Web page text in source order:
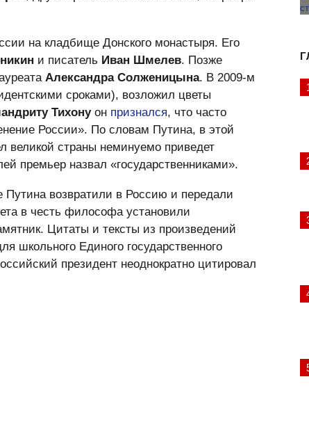
на кладбище Донского монастыря. Его
и писатель Иван Шмелев. Позже
Александра Солженицына. В 2009-м
сроками), возложил цветы
Тихонуон признался, что часто
России». По словам Путина, в этой
великой страны неминуемо приведет
премьер назвал «государственниками».
возвратили в Россию и передали
в честь философа установили
Цитаты и тексты из произведений
школьного Единого государственного
президент неоднократно цитировал